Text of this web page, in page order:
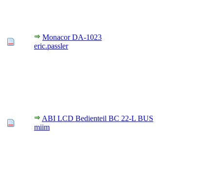
Monacor DA-1023
eric.passler
ABI LCD Bedienteil BC 22-L BUS
miim